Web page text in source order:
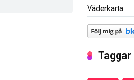
Väderkarta
Taggar